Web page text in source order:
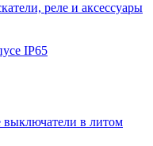
реле и аксессуары
IP65
выключатели в литом